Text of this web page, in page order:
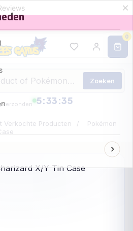
×
0
Zoeken
verzonden 5:33:34
Verkochte Producten /
Pokémon